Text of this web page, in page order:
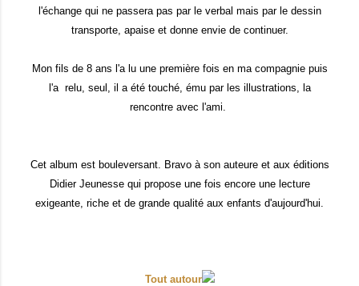
l'échange qui ne passera pas par le verbal mais par le dessin
transporte, apaise et donne envie de continuer.
Mon fils de 8 ans l'a lu une première fois en ma compagnie puis
l'a relu, seul, il a été touché, ému par les illustrations, la
rencontre avec l'ami.
Cet album est bouleversant. Bravo à son auteure et aux éditions
Didier Jeunesse qui propose une fois encore une lecture
exigeante, riche et de grande qualité aux enfants d'aujourd'hui.
Tout autour